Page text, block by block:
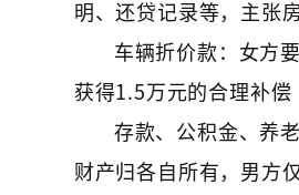
明、还贷记录等，主张
车辆折价款：女方
获得1.5万元的合理补偿
存款、公积金、养
财产归各自所有，男方